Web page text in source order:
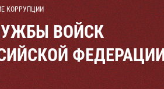
КОРРУПЦИИ
ВОЙСК